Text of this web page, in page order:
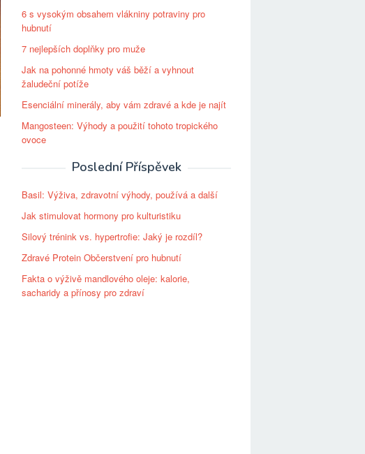
6 s vysokým obsahem vlákniny potraviny pro
hubnutí
7 nejlepších doplňky pro muže
Jak na pohonné hmoty váš běží a vyhnout
žaludeční potíže
Esenciální minerály, aby vám zdravé a kde je najít
Mangosteen: Výhody a použití tohoto tropického
ovoce
Poslední Příspěvek
Basil: Výživa, zdravotní výhody, používá a další
Jak stimulovat hormony pro kulturistiku
Silový trénink vs. hypertrofie: Jaký je rozdíl?
Zdravé Protein Občerstvení pro hubnutí
Fakta o výživě mandlového oleje: kalorie,
sacharidy a přínosy pro zdraví